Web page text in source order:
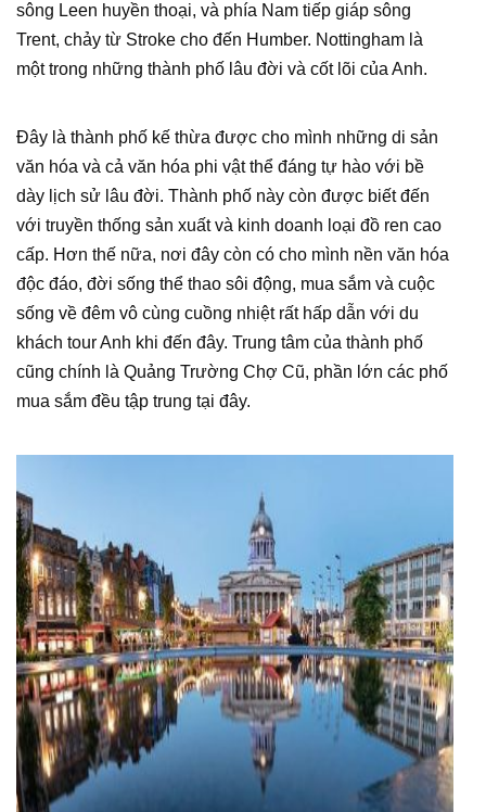
sông Leen huyền thoại, và phía Nam tiếp giáp sông
Trent, chảy từ Stroke cho đến Humber. Nottingham là
một trong những thành phố lâu đời và cốt lõi của Anh.
Đây là thành phố kế thừa được cho mình những di sản
văn hóa và cả văn hóa phi vật thể đáng tự hào với bề
dày lịch sử lâu đời. Thành phố này còn được biết đến
với truyền thống sản xuất và kinh doanh loại đồ ren cao
cấp. Hơn thế nữa, nơi đây còn có cho mình nền văn hóa
độc đáo, đời sống thể thao sôi động, mua sắm và cuộc
sống về đêm vô cùng cuồng nhiệt rất hấp dẫn với du
khách tour Anh khi đến đây. Trung tâm của thành phố
cũng chính là Quảng Trường Chợ Cũ, phần lớn các phố
mua sắm đều tập trung tại đây.